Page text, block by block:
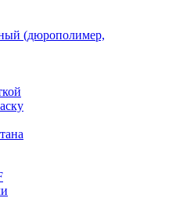
(дюрополимер,